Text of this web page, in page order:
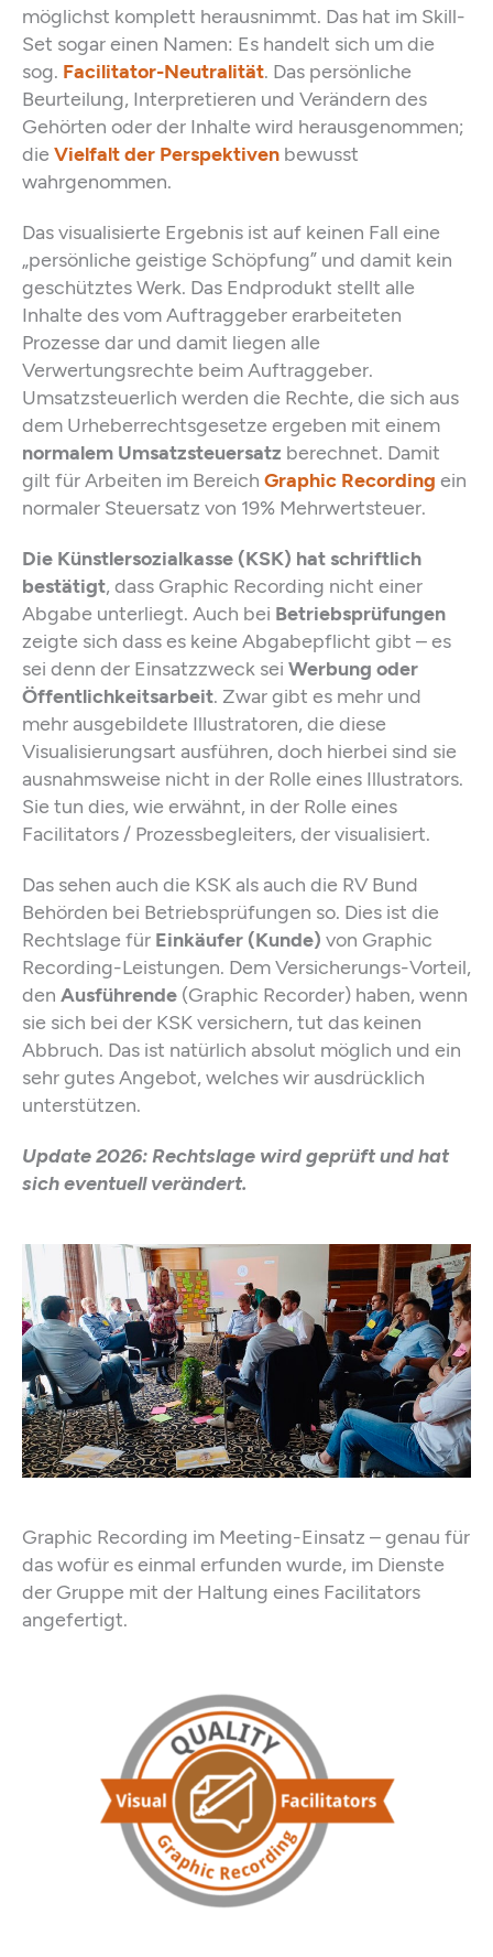
möglichst komplett herausnimmt. Das hat im Skill-
Set sogar einen Namen: Es handelt sich um die
sog. Facilitator-Neutralität. Das persönliche
Beurteilung, Interpretieren und Verändern des
Gehörten oder der Inhalte wird herausgenommen;
die Vielfalt der Perspektiven bewusst
wahrgenommen.
Das visualisierte Ergebnis ist auf keinen Fall eine
„persönliche geistige Schöpfung” und damit kein
geschütztes Werk. Das Endprodukt stellt alle
Inhalte des vom Auftraggeber erarbeiteten
Prozesse dar und damit liegen alle
Verwertungsrechte beim Auftraggeber.
Umsatzsteuerlich werden die Rechte, die sich aus
dem Urheberrechtsgesetze ergeben mit einem
normalem Umsatzsteuersatz berechnet. Damit
gilt für Arbeiten im Bereich Graphic Recording ein
normaler Steuersatz von 19% Mehrwertsteuer.
Die Künstlersozialkasse (KSK) hat schriftlich
bestätigt, dass Graphic Recording nicht einer
Abgabe unterliegt. Auch bei Betriebsprüfungen
zeigte sich dass es keine Abgabepflicht gibt – es
sei denn der Einsatzzweck sei Werbung oder
Öffentlichkeitsarbeit. Zwar gibt es mehr und
mehr ausgebildete Illustratoren, die diese
Visualisierungsart ausführen, doch hierbei sind sie
ausnahmsweise nicht in der Rolle eines Illustrators.
Sie tun dies, wie erwähnt, in der Rolle eines
Facilitators / Prozessbegleiters, der visualisiert.
Das sehen auch die KSK als auch die RV Bund
Behörden bei Betriebsprüfungen so. Dies ist die
Rechtslage für Einkäufer (Kunde) von Graphic
Recording-Leistungen. Dem Versicherungs-Vorteil,
den Ausführende (Graphic Recorder) haben, wenn
sie sich bei der KSK versichern, tut das keinen
Abbruch. Das ist natürlich absolut möglich und ein
sehr gutes Angebot, welches wir ausdrücklich
unterstützen.
Update 2026: Rechtslage wird geprüft und hat
sich eventuell verändert.
Graphic Recording im Meeting-Einsatz – genau für
das wofür es einmal erfunden wurde, im Dienste
der Gruppe mit der Haltung eines Facilitators
angefertigt.